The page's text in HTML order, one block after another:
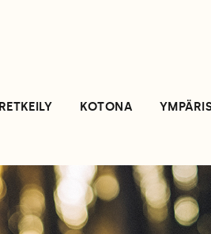
RETKEILY KOTONA